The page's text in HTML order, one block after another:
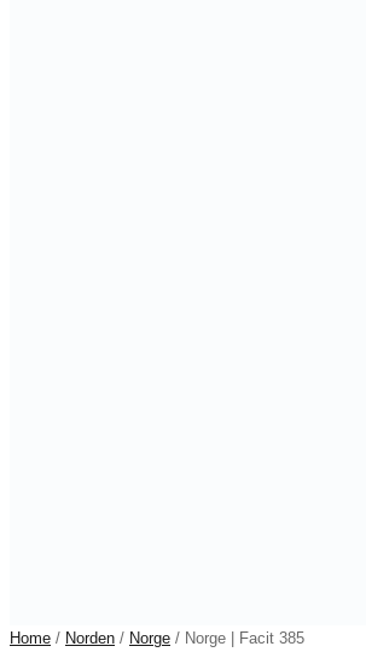
Home / Norden / Norge / Norge | Facit 385